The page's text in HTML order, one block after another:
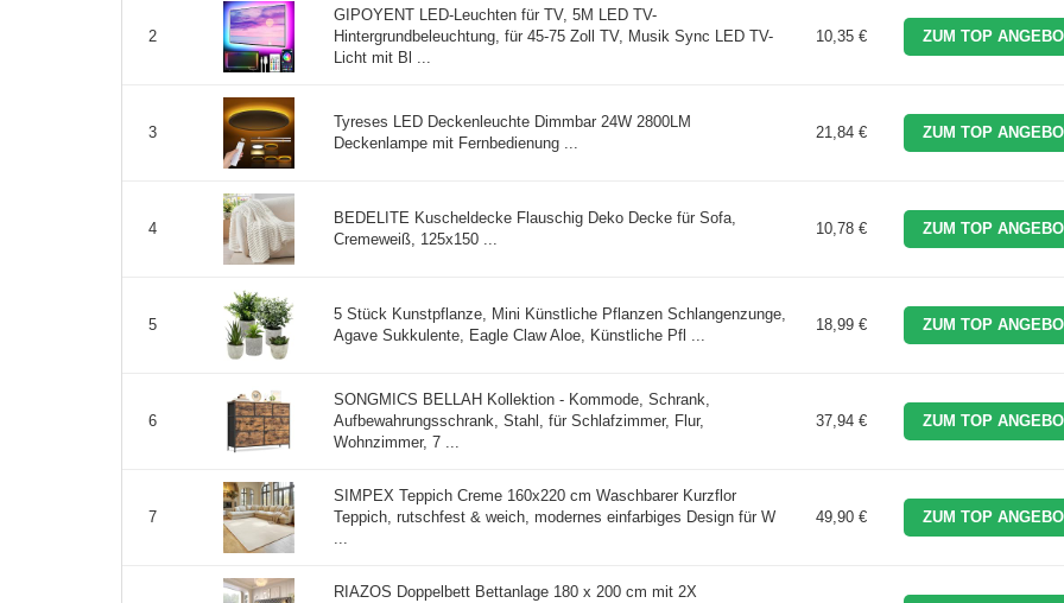
2
GIPOYENT LED-Leuchten für TV, 5M LED TV-
Hintergrundbeleuchtung, für 45-75 Zoll TV, Musik Sync LED TV-
Licht mit Bl ...
10,35 € ZUM TOP
3
Tyreses LED Deckenleuchte Dimmbar 24W 2800LM
Deckenlampe mit Fernbedienung ...
21,84 € ZUM TOP
4
BEDELITE Kuscheldecke Flauschig Deko Decke für Sofa,
Cremeweiß, 125x150 ...
10,78 € ZUM TOP
5
5 Stück Kunstpflanze, Mini Künstliche Pflanzen Schlangenzunge,
Agave Sukkulente, Eagle Claw Aloe, Künstliche Pfl ...
18,99 € ZUM TOP
6
SONGMICS BELLAH Kollektion - Kommode, Schrank,
Aufbewahrungsschrank, Stahl, für Schlafzimmer, Flur,
Wohnzimmer, 7 ...
37,94 € ZUM TOP
7
SIMPEX Teppich Creme 160x220 cm Waschbarer Kurzflor
Teppich, rutschfest & weich, modernes einfarbiges Design für W
...
49,90 € ZUM TOP
RIAZOS Doppelbett Bettanlage 180 x 200 cm mit 2X